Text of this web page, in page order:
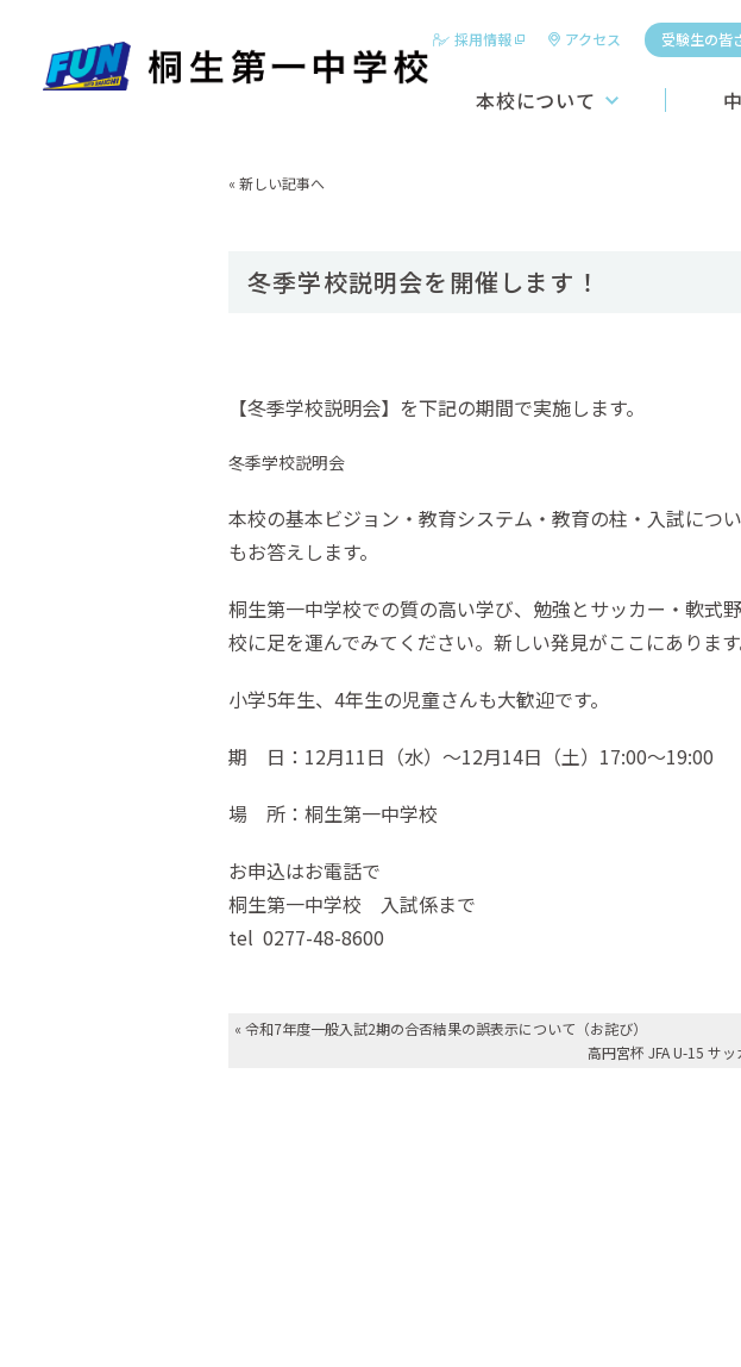
採用情報 アクセス 受験生の皆
本校について
国
« 新しい記事へ
冬季学校説明会を開催します！
【冬季学校説明会】を下記の期間で実施します。
冬季学校説明会
本校の基本ビジョン・教育システム・教育の柱・入試につ
もお答えします。
桐生第一中学校での質の高い学び、勉強とサッカー・軟式
校に足を運んでみてください。 新しい発見がここにあります
小学5年生、4年生の児童さんも大歓迎です。
期 日：12月11日（水）～12月14日（土）17:00～19:00
場 所：桐生第一中学校
お申込はお電話で
桐生第一中学校 入試係まで
tel 0277-48-8600
« 令和7年度一般入試2期の合否結果の誤表示について（お詫び）
高円宮杯 JFA U-15 サ